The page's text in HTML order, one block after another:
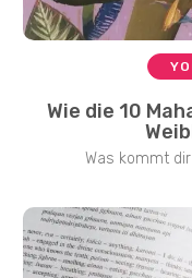
Wie die 10
Was kommt